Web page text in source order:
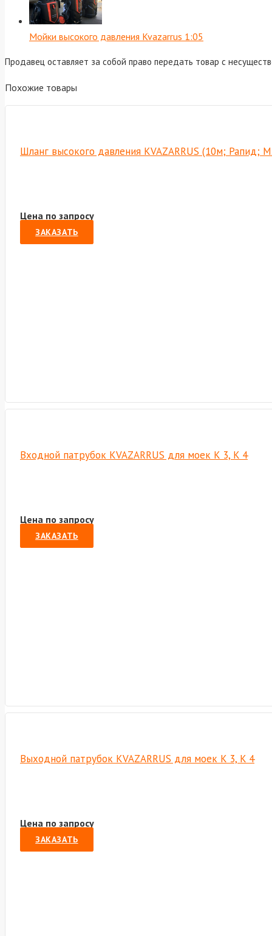
Мойки высокого давления Kvazarrus 1:05
Продавец оставляет за собой право передать товар с
Похожие товары
Шланг высокого давления KVAZARRUS (10м; Рапид;
Цена по запросу
ЗАКАЗАТЬ
Входной патрубок KVAZARRUS для моек K 3, K 4
Цена по запросу
ЗАКАЗАТЬ
Выходной патрубок KVAZARRUS для моек K 3, K 4
Цена по запросу
ЗАКАЗАТЬ